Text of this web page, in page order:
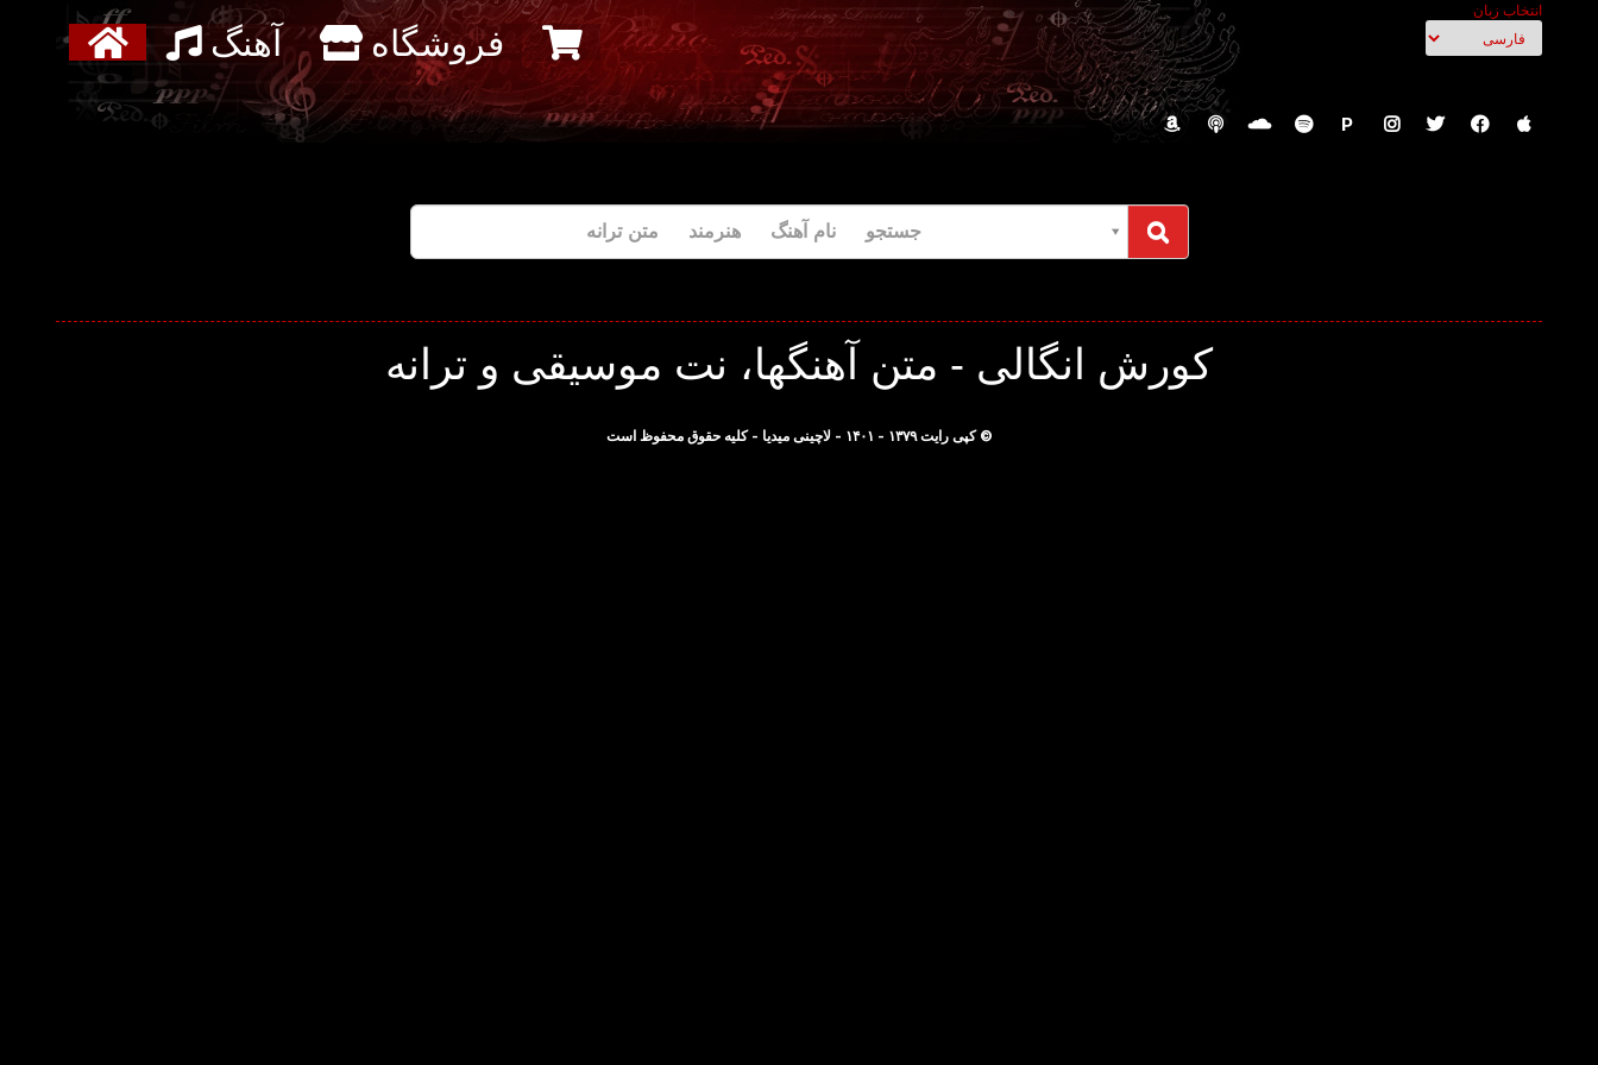
انتخاب زبان
آهنگ فروشگاه
P
جستجو نام آهنگ هنرمند متن ترانه
کورش انگالی - متن آهنگها، نت موسیقی و ترانه
© کپی رایت ۱۳۷۹ - ۱۴۰۱ - لاچینی میدیا - کلیه حقوق محفوظ است